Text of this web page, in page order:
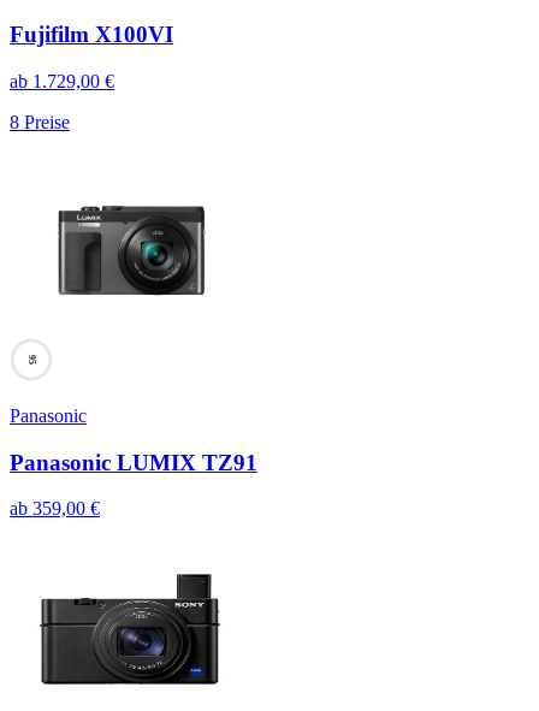
Fujifilm X100VI
ab 1.729,00 €
8 Preise
95
Panasonic
Panasonic LUMIX TZ91
ab 359,00 €